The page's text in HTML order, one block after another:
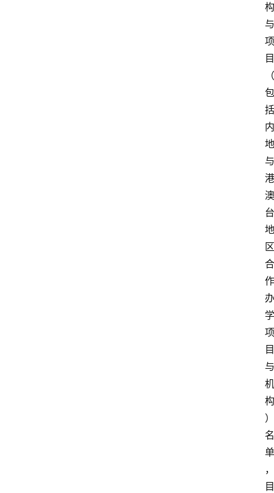
构
与
项
目
（
包
括
内
地
与
港
澳
台
地
区
合
作
办
学
项
目
与
机
构
）
名
单
，
目